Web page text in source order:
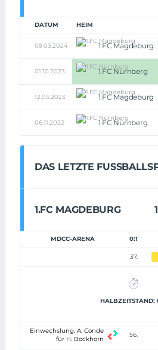
DATUM HEIM
09.03.2024 1.FC Magdeburg
01.10.2023 1.FC Nürnberg
12.05.2023 1.FC Magdeburg
06.11.2022 1.FC Nürnberg
DAS LETZTE
1.FC MAGDEBURG
MDCC-ARENA 0:1
37.
HALBZEITSTAND:
Einwechslung: A. Conde
für H. Bockhorn
56.